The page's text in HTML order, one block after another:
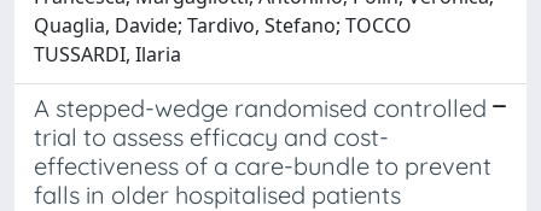
Quaglia, Davide; Tardivo, Stefano; TOCCO
TUSSARDI, Ilaria
A stepped-wedge randomised controlled
trial to assess efficacy and cost-
effectiveness of a care-bundle to prevent
falls in older hospitalised patients